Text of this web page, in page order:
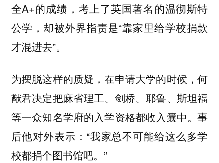
全A+的成绩，考上了英国著名的温彻斯特
公学，却被外界指责是“靠家里给学校捐款
才混进去”。
为摆脱这样的质疑，在申请大学的时候，何
猷君决定把麻省理工、剑桥、耶鲁、斯坦福
等一众知名学府的入学资格都收入囊中。事
后他对外表示：“我家总不可能给这么多学
校都捐个图书馆吧。”